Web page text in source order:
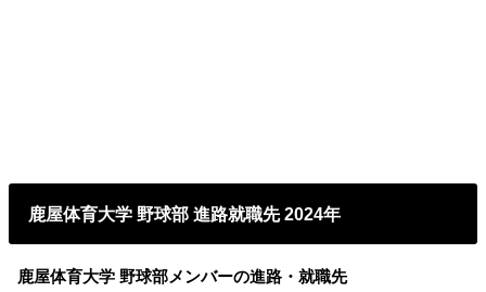
鹿屋体育大学 野球部 進路就職先 2024年
鹿屋体育大学 野球部メンバーの進路・就職先